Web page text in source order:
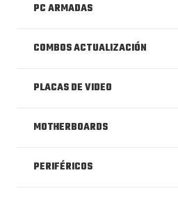
PC ARMADAS
COMBOS ACTUALIZACIÓN
PLACAS DE VIDEO
MOTHERBOARDS
PERIFÉRICOS